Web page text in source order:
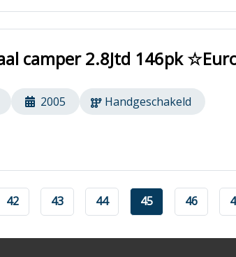
camper 2.8Jtd 146pk
2005 Handgeschakeld
42 43 44 45 46